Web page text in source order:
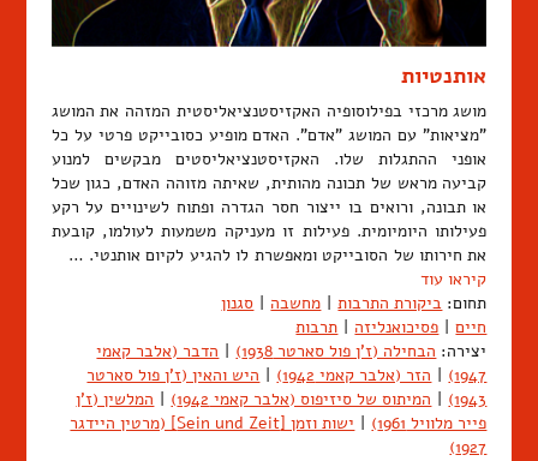
אותנטיות
מושג מרכזי בפילוסופיה האקזיסטנציאליסטית המזהה את המושג
"מציאות" עם המושג "אדם". האדם מופיע כסובייקט פרטי על כל
אופני ההתגלות שלו. האקזיסטנציאליסטים מבקשים למנוע
קביעה מראש של תכונה מהותית, שאיתה מזוהה האדם, כגון שכל
או תבונה, ורואים בו ייצור חסר הגדרה ופתוח לשינויים על רקע
פעילותו היומיומית. פעילות זו מעניקה משמעות לעולמו, קובעת
את חירותו של הסובייקט ומאפשרת לו להגיע לקיום אותנטי. …
קיראו עוד
תחום: ביקורת התרבות מחשבה
סגנון
חיים
פסיכואנליזה
תרבות
יצירה: הבחילה (ז'ן פול סארטר 1938)
הדבר (אלבר קאמי
1947)
הזר (אלבר קאמי 1942)
היש והאין (ז'ן פול סארטר
1943)
המיתוס של סיזיפוס (אלבר קאמי 1942)
המלשין (ז'ן
פייר מלוויל 1961)
ישות וזמן [Sein und Zeit] (מרטין היידגר
1927)